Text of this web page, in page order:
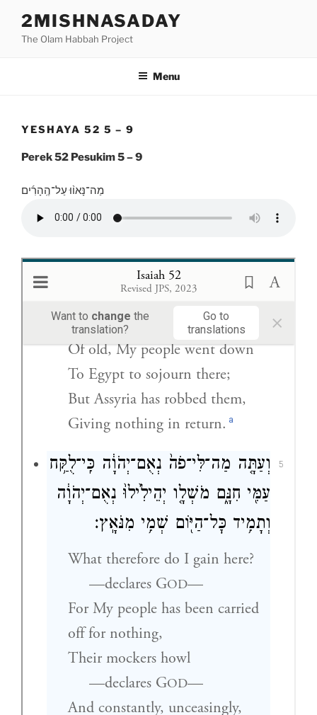
content
2MISHNASADAY
The Olam Habbah Project
Menu
YESHAYA 52 5 – 9
Perek 52 Pesukim 5 – 9
מַה־נָּאו֨וּ עַל־הֶֽהָרִ֜ים